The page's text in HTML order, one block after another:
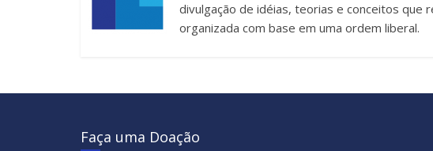
divulgação de idéias, teorias e conceitos que
organizada com base em uma ordem liberal.
Faça uma Doação